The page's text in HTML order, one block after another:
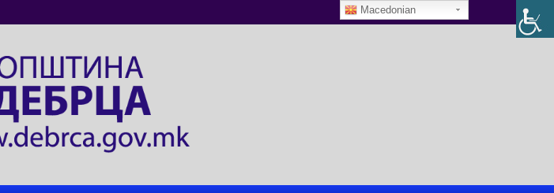
Macedonian